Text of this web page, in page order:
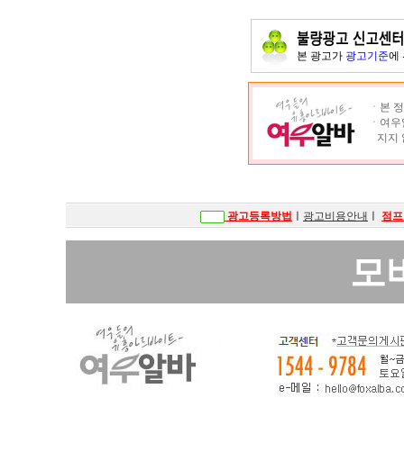
본 광고가 광고기준에
ㆍ본
ㆍ여
지지
광고등록방법 광고비용안내 점
모